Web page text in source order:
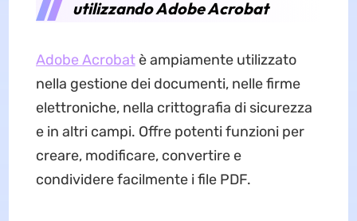
utilizzando Adobe Acrobat
Adobe Acrobatè ampiamente utilizzato
nella gestione dei documenti, nelle firme
elettroniche, nella crittografia di sicurezza
e in altri campi. Offre potenti funzioni per
creare, modificare, convertire e
condividere facilmente i file PDF.